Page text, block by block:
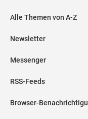
Alle Themen von A-Z
Newsletter
Messenger
RSS-Feeds
Browser-